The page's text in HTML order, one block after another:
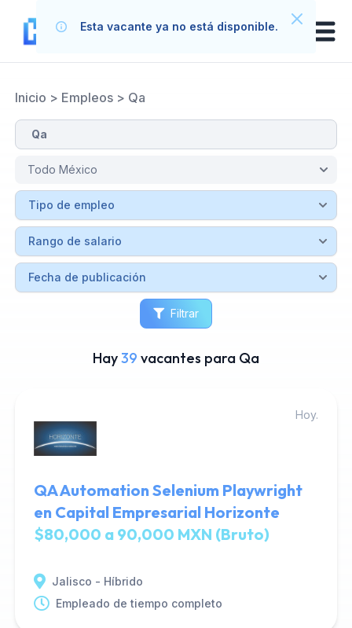
Inicio > Empleos> Qa
Filtrar
Hay39 vacantes para Qa
Hoy.
QA Automation Selenium Playwright
en Capital Empresarial Horizonte
$80,000 a 90,000 MXN (Bruto)
Jalisco - Híbrido
Empleado de tiempo completo
Esta vacante ya no está disponible.